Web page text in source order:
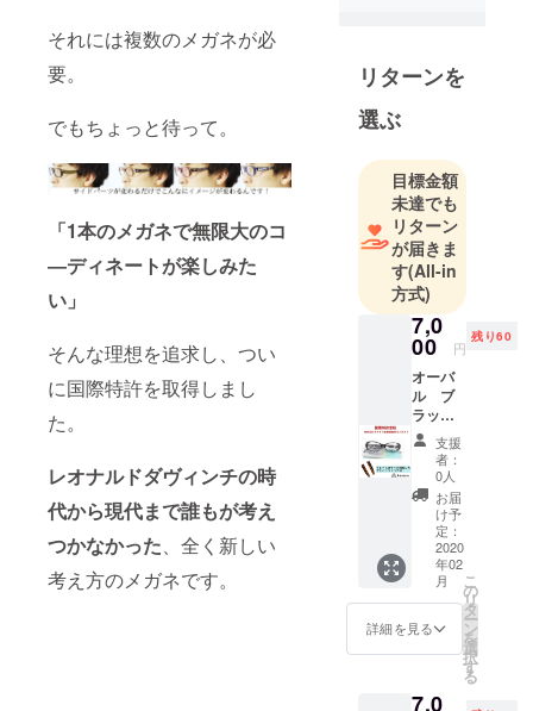
それには複数のメガネが必
要。
でもちょっと待って。
「1本のメガネで無限大のコ
―ディネートが楽しみた
い」
そんな理想を追求し、つい
に国際特許を取得しまし
た。
レオナルドダヴィンチの時
代から現代まで誰もが考え
つかなかった、全く新しい
考え方のメガネです。
リターンを
選ぶ
目標金額
未達でも
リターン
が届きま
す(All-in
方式)
7,0
00 円
残り60
オーバ
ル ブ
ラック
／デミ
kasane
本体＋
ブラッ
ク用無
地付け
替え
パーツ
１個＋
付け替
えパー
ツ（デ
ミ）１
帯用プ
支援
者：
0人
お届
け予
定：
2020
年02
月
詳細を見る
こ
の
リ
タ
ー
ン
を
選
択
す
る
7,0